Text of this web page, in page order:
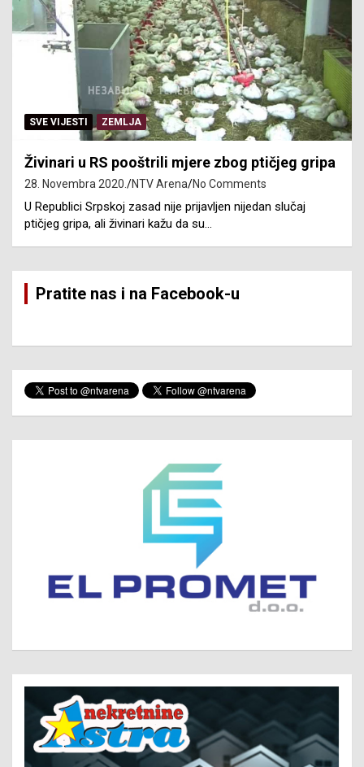
SVE VIJESTI ZEMLJA
Živinari u RS pooštrili mjere zbog ptičjeg gripa
28. Novembra 2020. NTV Arena No Comments
U Republici Srpskoj zasad nije prijavljen nijedan slučaj
ptičjeg gripa, ali živinari kažu da su…
Pratite nas i na Facebook-u